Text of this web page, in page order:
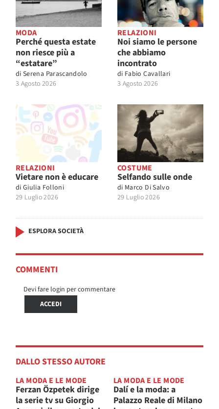
MODA
Perché questa estate
non riesce più a
“estatare”
di Serena Parascandolo
3 Agosto 2026
RELAZIONI
Noi siamo le persone
che abbiamo
incontrato
di Fabio Cavallari
3 Agosto 2026
RELAZIONI
Vietare non è educare
di Giulia Folloni
29 Luglio 2026
COSTUME
Selfando sulle onde
di Marco Di Salvo
29 Luglio 2026
ESPLORA SOCIETÀ
COMMENTI
Devi fare login per commentare
ACCEDI
DALLO STESSO AUTORE
LA MODA E LE MODE
Ferzan Özpetek dirige
la serie tv su Giorgio
LA MODA E LE MODE
Dalí e la moda: a
Palazzo Reale di Milano